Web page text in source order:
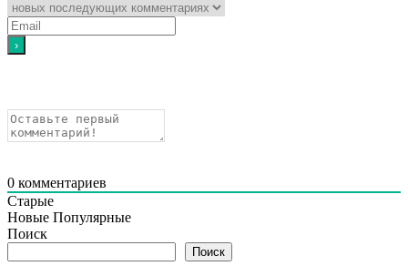
0 комментариев
Старые
Новые Популярные
Поиск
Поиск